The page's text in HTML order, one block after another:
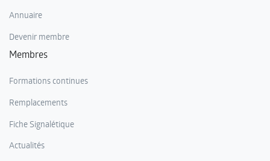
Annuaire
Devenir membre
Membres
Formations continues
Remplacements
Fiche Signalétique
Actualités